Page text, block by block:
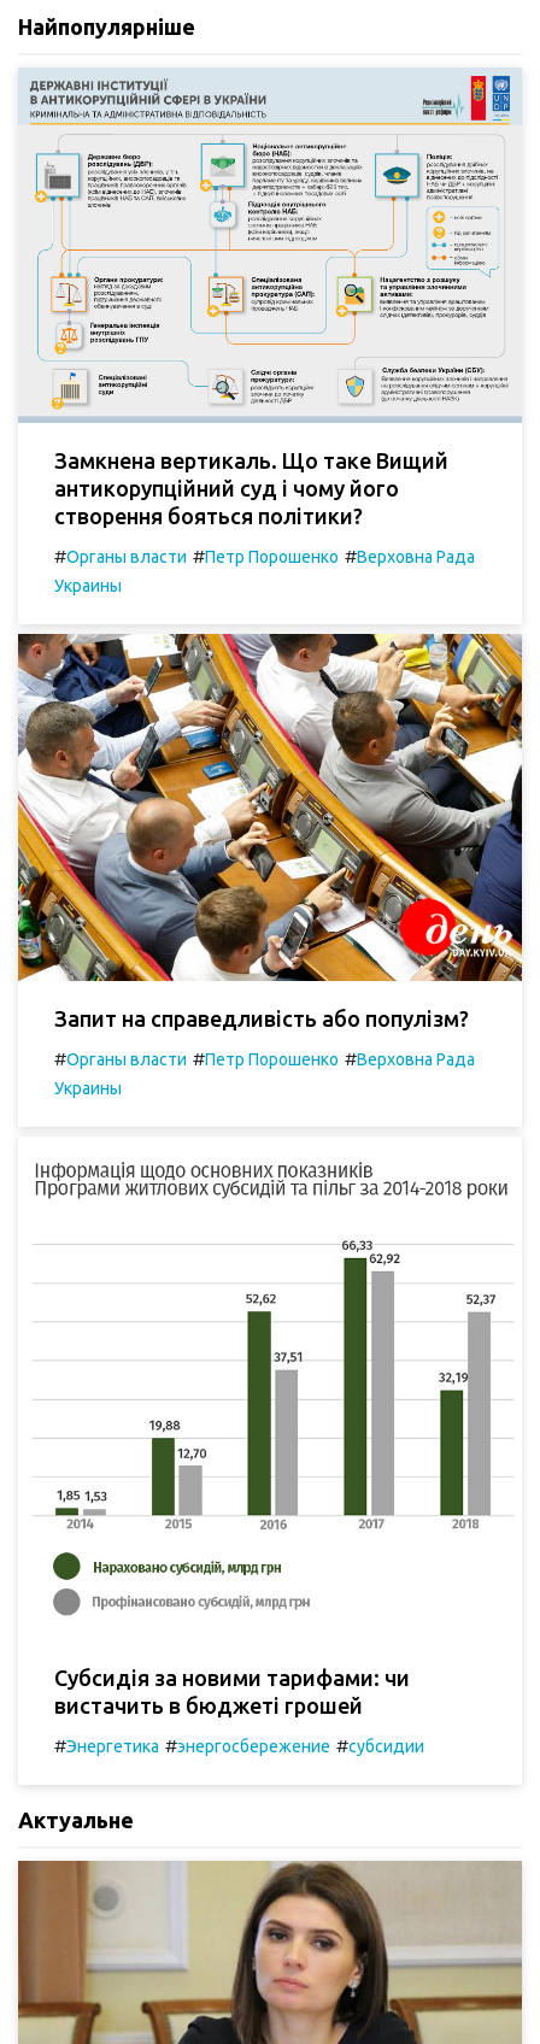
Найпопулярніше
Замкнена вертикаль. Що таке Вищий
антикорупційний суд і чому його
створення бояться політики?
#Органы власти #Петр Порошенко #Верховна Рада
Украины
Запит на справедливість або популізм?
#Органы власти #Петр Порошенко #Верховна Рада
Украины
Субсидія за новими тарифами: чи
вистачить в бюджеті грошей
#Энергетика #энергосбережение #субсидии
Актуальне